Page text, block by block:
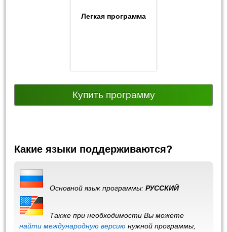
Легкая программа
Купить программу
Какие языки поддерживаются?
Основной язык программы:РУССКИЙ
Также при необходимости Вы можете
найти международную версию нужной программы,